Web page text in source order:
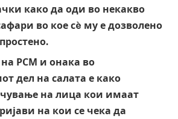
како да оди во некакво
во кое сè му е дозволено
РСМ и онака во
дел на салата е како
чување на лица кои имаат
на кои се чека да